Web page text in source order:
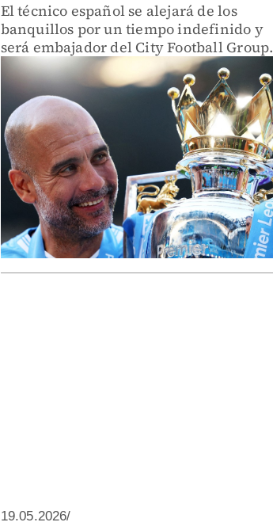
El técnico español se alejará de los
banquillos por un tiempo indefinido y
será embajador del City Football Group.
19.05.2026/